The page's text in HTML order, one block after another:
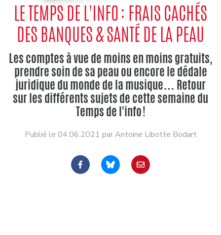
LE TEMPS DE L'INFO : FRAIS CACHÉS
DES BANQUES & SANTÉ DE LA PEAU
Les comptes à vue de moins en moins gratuits,
prendre soin de sa peau ou encore le dédale
juridique du monde de la musique… Retour
sur les différents sujets de cette semaine du
Temps de l'info !
Publié le 04.06.2021 par Antoine Libotte Bodart